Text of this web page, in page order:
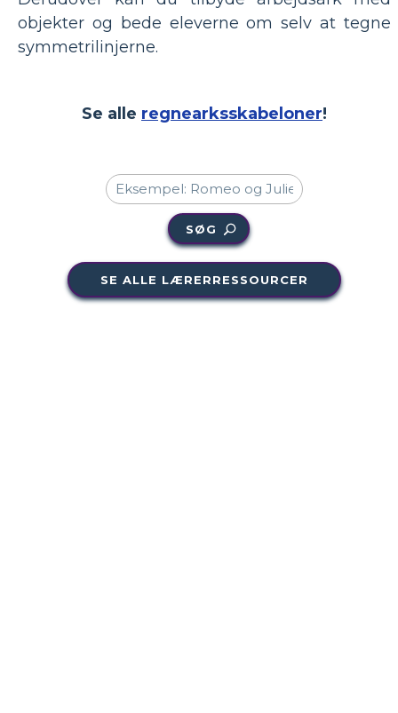
objekter og bede eleverne om selv at tegne
symmetrilinjerne.
Se alle regnearksskabeloner!
SØG
SE ALLE LÆRERRESSOURCER